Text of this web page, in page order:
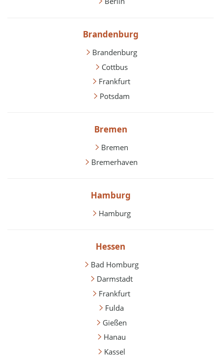
Brandenburg
Brandenburg
Cottbus
Frankfurt
Potsdam
Bremen
Bremen
Bremerhaven
Hamburg
Hamburg
Hessen
Bad Homburg
Darmstadt
Frankfurt
Fulda
Gießen
Hanau
Kassel